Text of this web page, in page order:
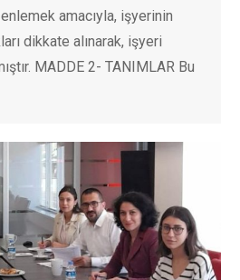
amacıyla, işyerinin
dikkate alınarak, işyeri
MADDE 2- TANIMLAR Bu